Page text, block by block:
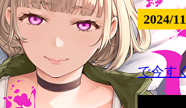
2024/
で今す